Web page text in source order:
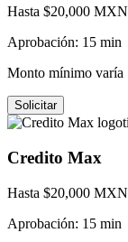
Hasta $20,000 MXN
Aprobación: 15 min
Monto mínimo varía
Solicitar
Credito Max
Hasta $20,000 MXN
Aprobación: 15 min